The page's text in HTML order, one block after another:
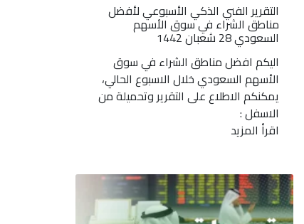
التقرير الفني الذكي الأسبوعي لأفضل
مناطق الشراء في سوق الأسهم
السعودي 28 شعبان 1442
اليكم افضل مناطق الشراء في سوق
الأسهم السعودي خلال الاسبوع الحالي،
يمكنكم الاطلاع على التقرير وتحميلة من
الاسفل :
اقرأ المزيد